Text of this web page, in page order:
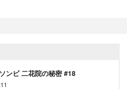
ンビ 二花院の秘密 #18